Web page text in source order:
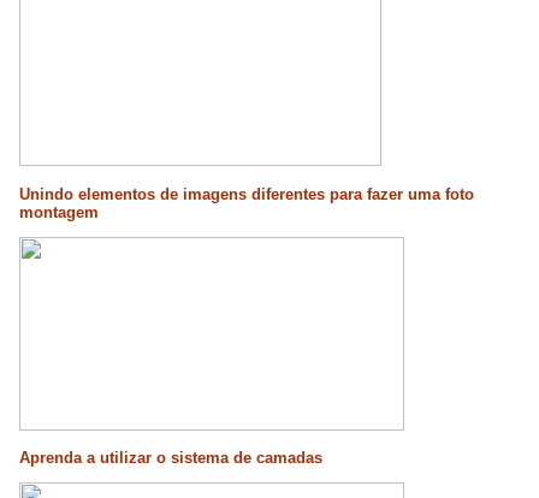
Unindo elementos de imagens diferentes para fazer uma foto
montagem
Aprenda a utilizar o sistema de camadas